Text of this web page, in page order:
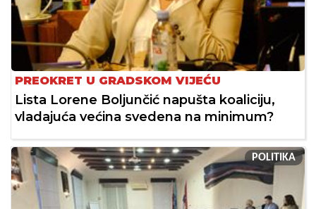
PREOKRET U GRADSKOM VIJEĆU
Lista Lorene Boljunčić napušta koaliciju,
vladajuća većina svedena na minimum?
POLITIKA